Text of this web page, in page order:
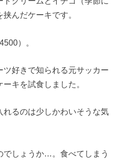
んだケーキです。
）。
ツ好きで知られる元サッカー
キを試食しました。
れるのは少しかわいそうな気
でしょうか…。食べてしまう